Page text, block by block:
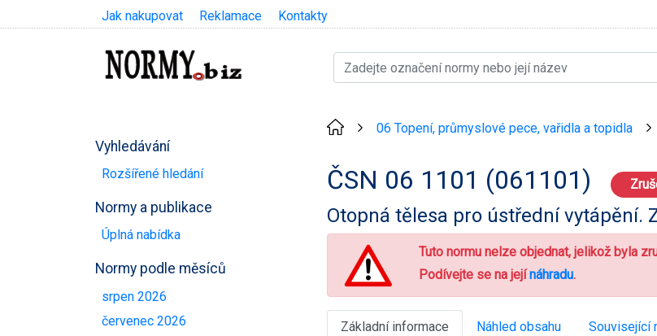
Jak nakupovat Reklamace Kontakty
Vyhledávání
Rozšířené hledání
Normy a publikace
Úplná nabídka
Normy podle měsíců
srpen 2026
červenec 2026
06 Topení, průmyslové pece, vařidla a topidla
ČSN 06 1101 (061101)
Otopná tělesa pro ústřední vytápění.
Tuto normu nelze objednat, jelikož byla
Podívejte se na jejínáhradu.
Základní informace Náhled obsahu Související